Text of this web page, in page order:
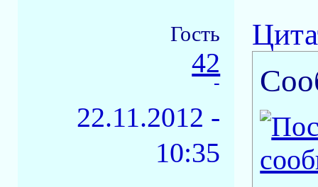
Гость
42
-
22.11.2012 -
10:35